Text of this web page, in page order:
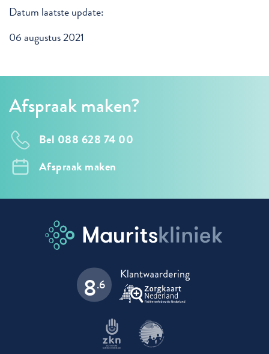
Datum laatste update:
06 augustus 2021
Afspraak maken?
Bel 088 628 74 00
Afspraak maken
8.6